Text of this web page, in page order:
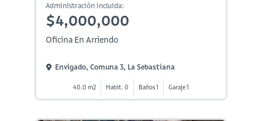
Administración incluida:
$4,000,000
Oficina En Arriendo
Envigado, Comuna 3, La Sebastiana
40.0 m2 Habit. 0 Baños 1 Garaje 1